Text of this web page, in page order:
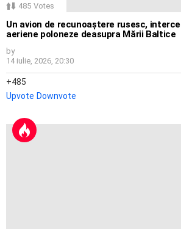
485 Votes
Un avion de recunoaștere rusesc,
aeriene poloneze deasupra Mării Baltice
by
14 iulie, 2026, 20:30
485
Upvote Downvote